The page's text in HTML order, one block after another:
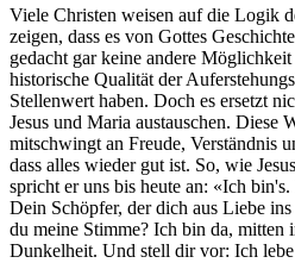
Viele Christen weisen auf die Logik
zeigen, dass es von Gottes
gedacht gar keine andere
historische Qualität der
Stellenwert haben. Doch es ersetzt
Jesus und Maria austauschen. Diese
mitschwingt an Freude, Verständnis
dass alles wieder gut ist. So, wie
spricht er uns bis heute an: «Ich
Dein Schöpfer, der dich aus Liebe
du meine Stimme? Ich bin da, mitten
Dunkelheit. Und stell dir vor: Ich